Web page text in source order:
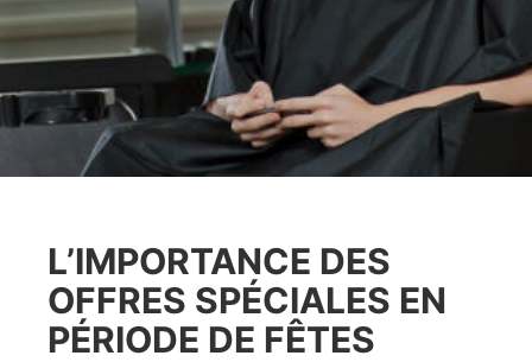
L’IMPORTANCE DES
OFFRES SPÉCIALES EN
PÉRIODE DE FÊTES